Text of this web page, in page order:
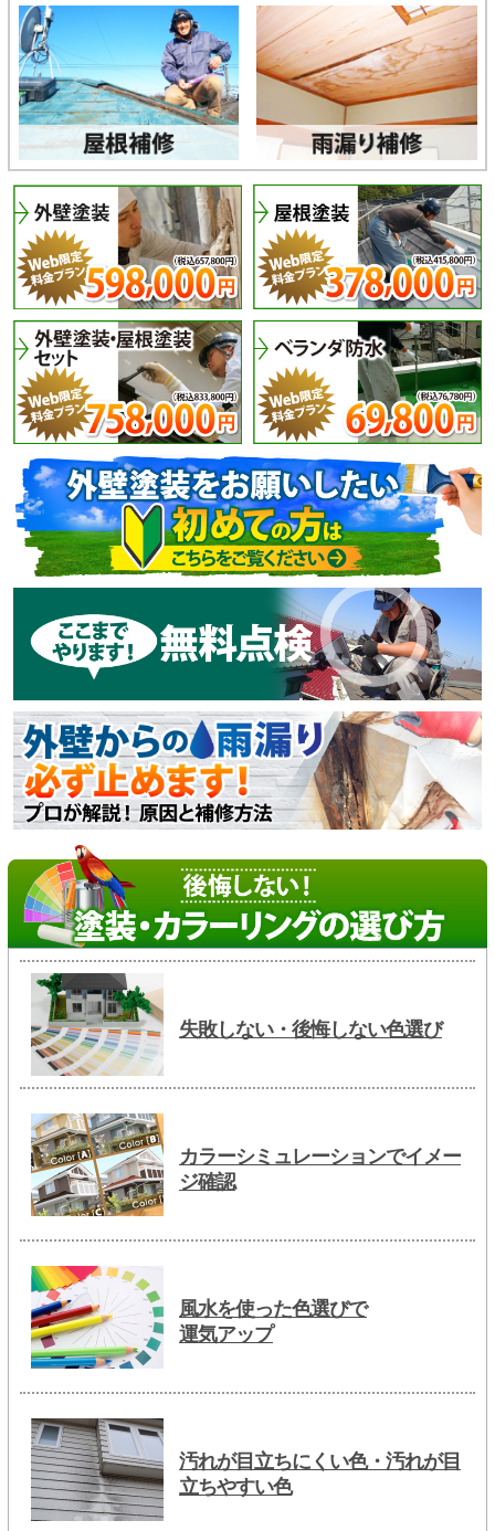
失敗しない・後悔しない色選び
カラーシミュレーションでイメー
ジ確認
風水を使った色選びで
運気アップ
汚れが目立ちにくい色・汚れが目
立ちやすい色